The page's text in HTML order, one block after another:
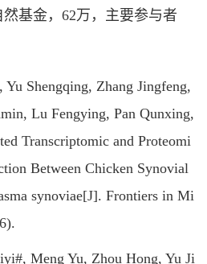
基金，62万，主要参与者
Shengqing, Zhang Jingfeng,
Lu Fengying, Pan Qunxing,
Transcriptomic and Proteomi
Between Chicken Synovial
synoviae[J]. Frontiers in Mi
Meng Yu, Zhou Hong, Yu Ji